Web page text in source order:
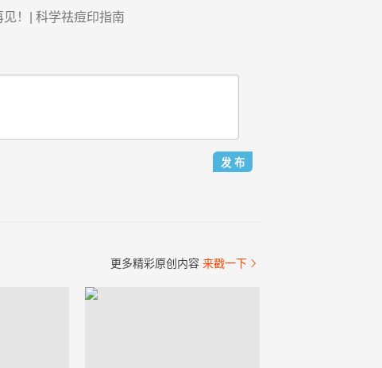
见！| 科学祛痘印指南
更多精彩原创内容 来戳一下 